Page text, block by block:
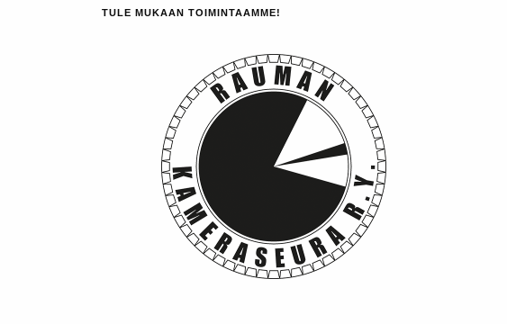
TULE MUKAAN TOIMINTAAMME!